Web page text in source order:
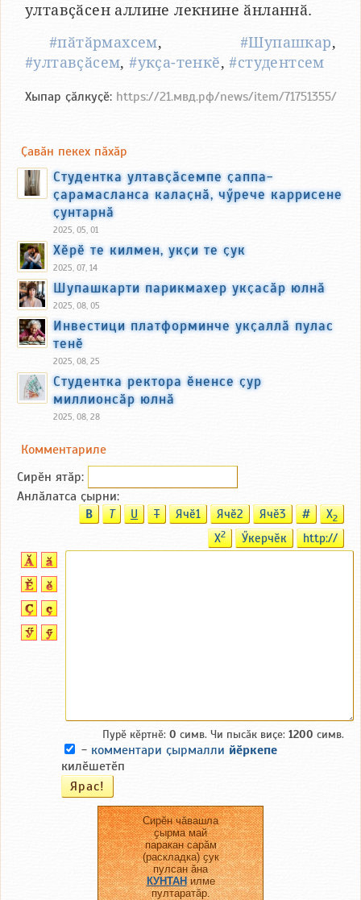
ултавҫӑсен аллине лекнине ӑнланнӑ.
#пӑтӑрмахсем, #Шупашкар,
#ултавҫӑсем,#укҫа-тенкӗ,#студентсем
Хыпар ҫӑлкуҫӗ: https://21.мвд.рф/news/item/71751355/
Ҫавӑн пекех пӑхӑр
Студентка ултавҫӑсемпе ҫаппа-
ҫарамасланса калаҫнӑ, чӳрече каррисене
ҫунтарнӑ
2025, 05, 01
Хӗрӗ те килмен, укҫи те ҫук
2025, 07, 14
Шупашкарти парикмахер укҫасӑр юлнӑ
2025, 08, 05
Инвестици платформинче укҫаллӑ пулас
тенӗ
2025, 08, 25
Студентка ректора ӗненсе ҫур
миллионсӑр юлнӑ
2025, 08, 28
Комментариле
Сирӗн ятӑp:
Анлӑлатса ҫырни:
B T U T Ячӗ1 Ячӗ2 Ячӗ3 # X2
X2 Ӳкерчӗк http://
Пурӗ кӗртнӗ: 0 симв. Чи пысӑк виҫе: 1200 симв.
- комментари ҫырмалли йӗркепе
килӗшетӗп
Сирӗн чӑвашла
ҫырма май
паракан сарӑм
(раскладка) ҫук
пулсан ӑна
КУНТАНилме
пултаратӑр.